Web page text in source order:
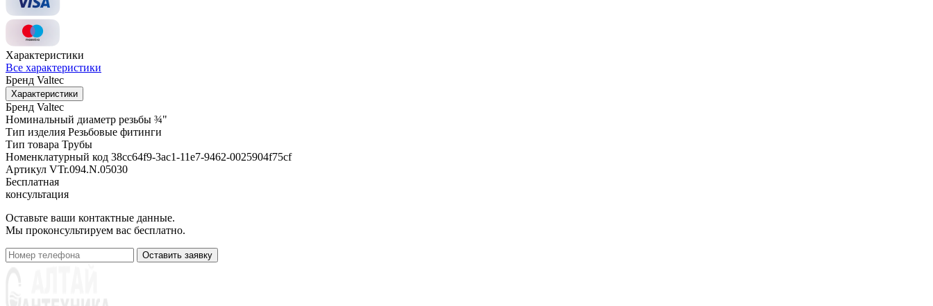
Характеристики
Все характеристики
Бренд Valtec
Характеристики
Бренд Valtec
Номинальный диаметр резьбы ¾"
Тип изделия Резьбовые фитинги
Тип товара Трубы
Номенклатурный код 38cc64f9-3ac1-11e7-9462-0025904f75cf
Артикул VTr.094.N.05030
Бесплатная
консультация
Оставьте ваши контактные данные.
Мы проконсультируем вас бесплатно.
Оставить заявку